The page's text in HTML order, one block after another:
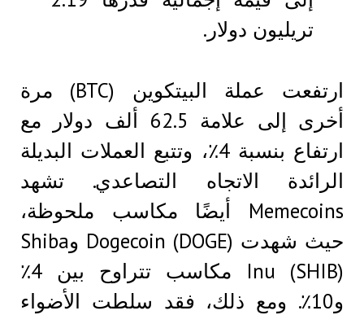
تريليون دولار.
ارتفعت عملة البيتكوين (BTC) مرة
أخرى إلى علامة 62.5 ألف دولار مع
ارتفاع بنسبة 4٪، وتتبع العملات البديلة
الرائدة الاتجاه التصاعدي. تشهد
Memecoins أيضًا مكاسب ملحوظة،
حيث شهدت Dogecoin (DOGE) وShiba
Inu (SHIB) مكاسب تتراوح بين 4٪
و10٪. ومع ذلك، فقد سلطت الأضواء